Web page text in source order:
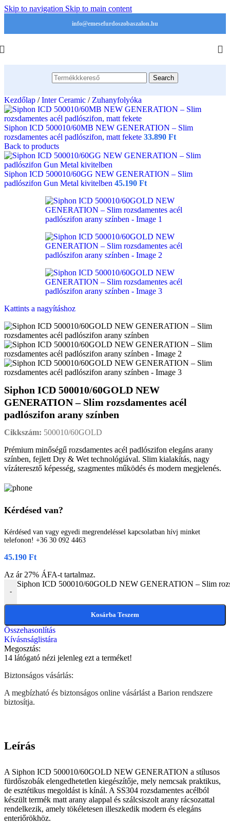
Skip to navigation Skip to main content
info@emesefurdoszobaszalon.hu
Search
Kezdőlap / Inter Ceramic / Zuhanyfolyóka
Siphon ICD 500010/60MB NEW GENERATION – Slim
rozsdamentes acél padlószifon, matt fekete 33.890 Ft
Back to products
Siphon ICD 500010/60GG NEW GENERATION – Slim
padlószifon Gun Metal kivitelben 45.190 Ft
Kattints a nagyításhoz
Siphon ICD 500010/60GOLD NEW
GENERATION – Slim rozsdamentes acél
padlószifon arany színben
Cikkszám: 500010/60GOLD
Prémium minőségű rozsdamentes acél padlószifon elegáns arany
színben, fejlett Dry & Wet technológiával. Slim kialakítás, nagy
vízáteresztő képesség, szagmentes működés és modern megjelenés.
Kérdésed van?
Kérdésed van vagy egyedi megrendeléssel kapcsolatban hívj minket
telefonon! +36 30 092 4463
45.190 Ft
Az ár 27% ÁFA-t tartalmaz.
-
Siphon ICD 500010/60GOLD NEW GENERATION – Slim
Kosárba Teszem
Összehasonlítás
Kívásnságlistára
Megosztás:
14 látógató nézi jelenleg ezt a terméket!
Biztonságos vásárlás:
A megbízható és biztonságos online vásárlást a Barion rendszere
biztosítja.
Leírás
A Siphon ICD 500010/60GOLD NEW GENERATION a stílusos
fürdőszobák elengedhetetlen kiegészítője, mely nemcsak praktikus,
de esztétikus megoldást is kínál. A SS304 rozsdamentes acélból
készült termék matt arany alappal és szálcsiszolt arany rácsozattal
rendelkezik, amely tökéletesen illeszkedik modern és elegáns
enteriőrökhöz.